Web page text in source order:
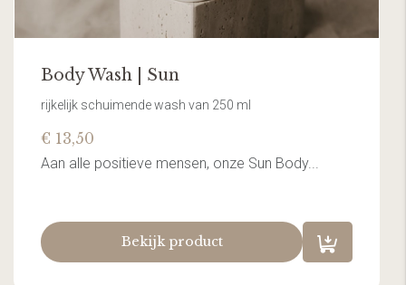
Body Wash | Sun
rijkelijk schuimende wash van 250 ml
€ 13,50
Aan alle positieve mensen, onze Sun Body...
Bekijk product